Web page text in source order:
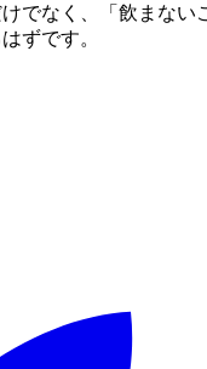
でなく、「飲まない
ずです。